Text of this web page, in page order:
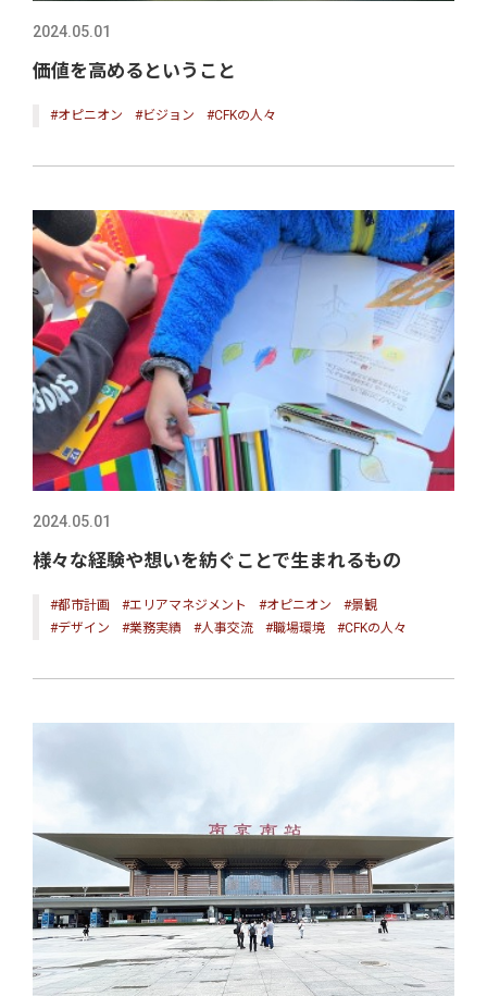
2024.05.01
価値を高めるということ
#オピニオン #ビジョン #CFKの人々
2024.05.01
様々な経験や想いを紡ぐことで生まれるもの
#都市計画 #エリアマネジメント #オピニオン
#景観
#デザイン
#業務実績 #人事交流 #職場環境 #CFKの人々